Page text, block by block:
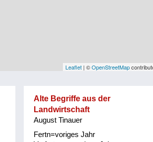
Leaflet | ©OpenStreetMap
Alte Begriffe aus der
Landwirtschaft
August Tinauer
Fertn=voriges Jahr